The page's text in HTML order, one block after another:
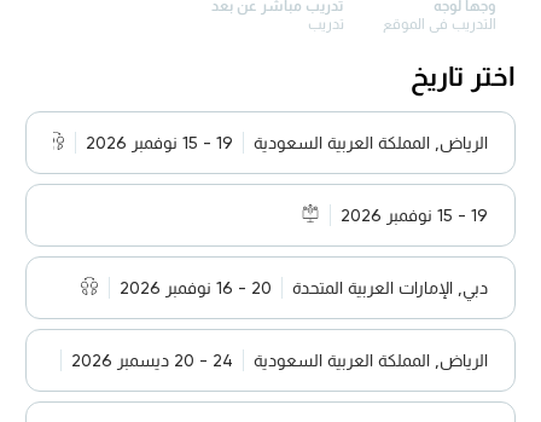
وجهاً لوجه
التدريب في الموقع
تدريب مباشر عن بعد
تدريب
اختر تاريخ
الرياض, المملكة العربية السعودية 19 - 15 نوفمبر 2026
19 - 15 نوفمبر 2026
دبي, الإمارات العربية المتحدة 20 - 16 نوفمبر 2026
الرياض, المملكة العربية السعودية 24 - 20 ديسمبر 2026